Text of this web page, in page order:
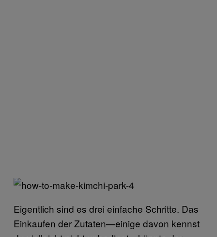
Eigentlich sind es drei einfache Schritte. Das
Einkaufen der Zutaten—einige davon kennst